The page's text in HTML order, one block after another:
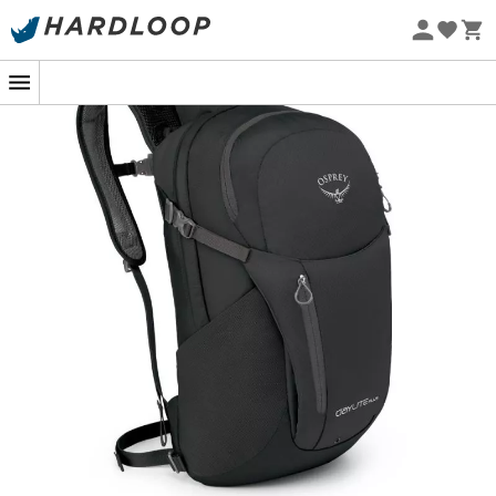
Promos d'été 🔥 -5 % EXTRA dès 2 produits* code Summer5
-5% Extra - Code Summer5
En ville ou pleine nature, c'est le
compagnon de tous les jours !
Sac à dos Daylite Plus Osprey.
Polyvalent, fonctionnel et léger, le
sac à dos Daylite Plus
mérite sa réputation !
est tout d'abord confortable
grâce à son
panneau arrière en mesh aéré et à la sangle
abdominale amovible. D'unvolume total de 20 litres
dispose d’un compartiment intérieur assurant une
parfaite organisation
de toutes vos affaires et d'un
compartiment rembourré pour votre
portable jusqu'à 15,4 pouces.
Pour vos longues journées de marche, leDaylite
de facilementemporter une poche à eau